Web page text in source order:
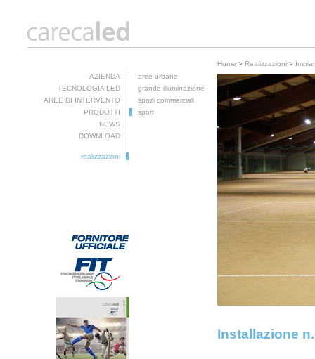
AZIENDA
TECNOLOGIA LED
AREE DI INTERVENTO
PRODOTTI
NEWS
DOWNLOAD
realizzazioni
aree urbane
grande illuminazione
spazi commerciali
sport
Home > Realizzazioni>
Installazione